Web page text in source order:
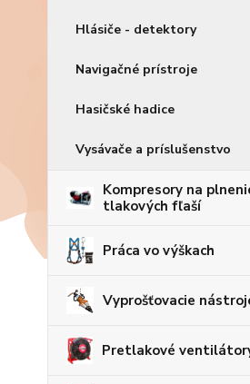
Hlásiče - detektory
Navigačné prístroje
Hasičské hadice
Vysávače a príslušenstvo
Kompresory na
tlakových fľaší
Práca vo výškach
Vyprošťovacie
Pretlakové